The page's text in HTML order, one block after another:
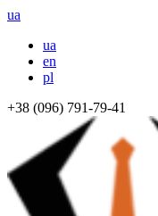
ua
ua
en
pl
+38 (096) 791-79-41